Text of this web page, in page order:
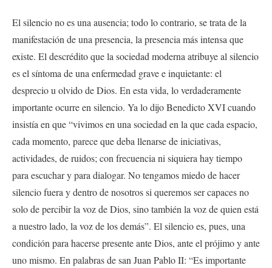
El silencio no es una ausencia; todo lo contrario, se trata de la
manifestación de una presencia, la presencia más intensa que
existe. El descrédito que la sociedad moderna atribuye al silencio
es el síntoma de una enfermedad grave e inquietante: el
desprecio u olvido de Dios. En esta vida, lo verdaderamente
importante ocurre en silencio. Ya lo dijo Benedicto XVI cuando
insistía en que “vivimos en una sociedad en la que cada espacio,
cada momento, parece que deba llenarse de iniciativas,
actividades, de ruidos; con frecuencia ni siquiera hay tiempo
para escuchar y para dialogar. No tengamos miedo de hacer
silencio fuera y dentro de nosotros si queremos ser capaces no
solo de percibir la voz de Dios, sino también la voz de quien está
a nuestro lado, la voz de los demás”. El silencio es, pues, una
condición para hacerse presente ante Dios, ante el prójimo y ante
uno mismo. En palabras de san Juan Pablo II: “Es importante